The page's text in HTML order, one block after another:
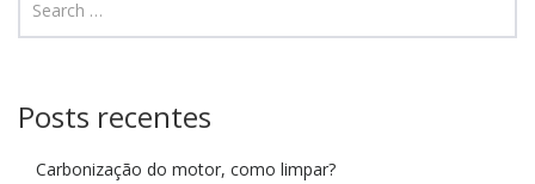
Posts recentes
Carbonização do motor, como limpar?